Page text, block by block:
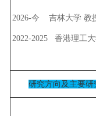
2026-今 吉林大学 教
2022-2025 香港理工
研究方向及主要研